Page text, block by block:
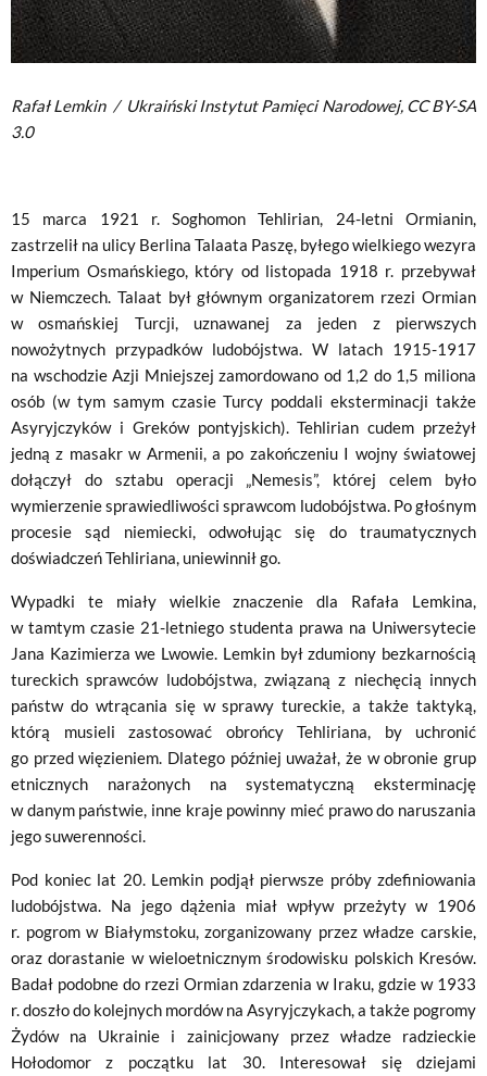
Rafał Lemkin/ Ukraiński Instytut Pamięci Narodowej, CC BY-SA
3.0
15 marca 1921 r. Soghomon Tehlirian, 24-letni Ormianin,
zastrzelił na ulicy Berlina Talaata Paszę, byłego wielkiego wezyra
Imperium Osmańskiego, który od listopada 1918 r. przebywał
w Niemczech. Talaat był głównym organizatorem rzezi Ormian
w osmańskiej Turcji, uznawanej za jeden z pierwszych
nowożytnych przypadków ludobójstwa. W latach 1915-1917
na wschodzie Azji Mniejszej zamordowano od 1,2 do 1,5 miliona
osób (w tym samym czasie Turcy poddali eksterminacji także
Asyryjczyków i Greków pontyjskich). Tehlirian cudem przeżył
jedną z masakr w Armenii, a po zakończeniu I wojny światowej
dołączył do sztabu operacji „Nemesis”, której celem było
wymierzenie sprawiedliwości sprawcom ludobójstwa. Po głośnym
procesie sąd niemiecki, odwołując się do traumatycznych
doświadczeń Tehliriana, uniewinnił go.
Wypadki te miały wielkie znaczenie dla Rafała Lemkina,
w tamtym czasie 21-letniego studenta prawa na Uniwersytecie
Jana Kazimierza we Lwowie. Lemkin był zdumiony bezkarnością
tureckich sprawców ludobójstwa, związaną z niechęcią innych
państw do wtrącania się w sprawy tureckie, a także taktyką,
którą musieli zastosować obrońcy Tehliriana, by uchronić
go przed więzieniem. Dlatego później uważał, że w obronie grup
etnicznych narażonych na systematyczną eksterminację
w danym państwie, inne kraje powinny mieć prawo do naruszania
jego suwerenności.
Pod koniec lat 20. Lemkin podjął pierwsze próby zdefiniowania
ludobójstwa. Na jego dążenia miał wpływ przeżyty w 1906
r. pogrom w Białymstoku, zorganizowany przez władze carskie,
oraz dorastanie w wieloetnicznym środowisku polskich Kresów.
Badał podobne do rzezi Ormian zdarzenia w Iraku, gdzie w 1933
r. doszło do kolejnych mordów na Asyryjczykach, a także pogromy
Żydów na Ukrainie i zainicjowany przez władze radzieckie
Hołodomor z początku lat 30. Interesował się dziejami